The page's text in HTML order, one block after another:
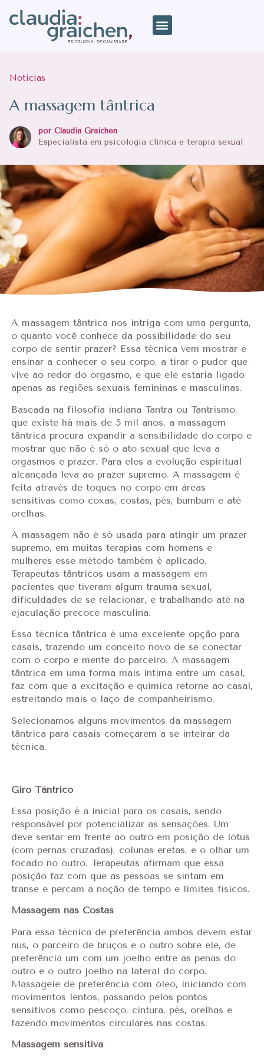
Notícias
A massagem tântrica
por Claudia Graichen
Especialista em psicologia clínica e terapia sexual
A massagem tântrica nos intriga com uma pergunta,
o quanto você conhece da possibilidade do seu
corpo de sentir prazer? Essa técnica vem mostrar e
ensinar a conhecer o seu corpo, a tirar o pudor que
vive ao redor do orgasmo, e que ele estaria ligado
apenas as regiões sexuais femininas e masculinas.
Baseada na filosofia indiana Tantra ou Tantrismo,
que existe há mais de 5 mil anos, a massagem
tântrica procura expandir a sensibilidade do corpo e
mostrar que não é só o ato sexual que leva a
orgasmos e prazer. Para eles a evolução espiritual
alcançada leva ao prazer supremo. A massagem é
feita através de toques no corpo em áreas
sensitivas como coxas, costas, pés, bumbum e até
orelhas.
A massagem não é só usada para atingir um prazer
supremo, em muitas terapias com homens e
mulheres esse método também é aplicado.
Terapeutas tântricos usam a massagem em
pacientes que tiveram algum trauma sexual,
dificuldades de se relacionar, e trabalhando até na
ejaculação precoce masculina.
Essa técnica tântrica é uma excelente opção para
casais, trazendo um conceito novo de se conectar
com o corpo e mente do parceiro. A massagem
tântrica em uma forma mais intima entre um casal,
faz com que a excitação e química retorne ao casal,
estreitando mais o laço de companheirismo.
Selecionamos alguns movimentos da massagem
tântrica para casais começarem a se inteirar da
técnica.
Giro Tântrico
Essa posição é a inicial para os casais, sendo
responsável por potencializar as sensações. Um
deve sentar em frente ao outro em posição de lótus
(com pernas cruzadas), colunas eretas, e o olhar um
focado no outro. Terapeutas afirmam que essa
posição faz com que as pessoas se sintam em
transe e percam a noção de tempo e limites físicos.
Massagem nas Costas
Para essa técnica de preferência ambos devem estar
nus, o parceiro de bruços e o outro sobre ele, de
preferência um com um joelho entre as penas do
outro e o outro joelho na lateral do corpo.
Massageie de preferência com óleo, iniciando com
movimentos lentos, passando pelos pontos
sensitivos como pescoço, cintura, pés, orelhas e
fazendo movimentos circulares nas costas.
Massagem sensitiva